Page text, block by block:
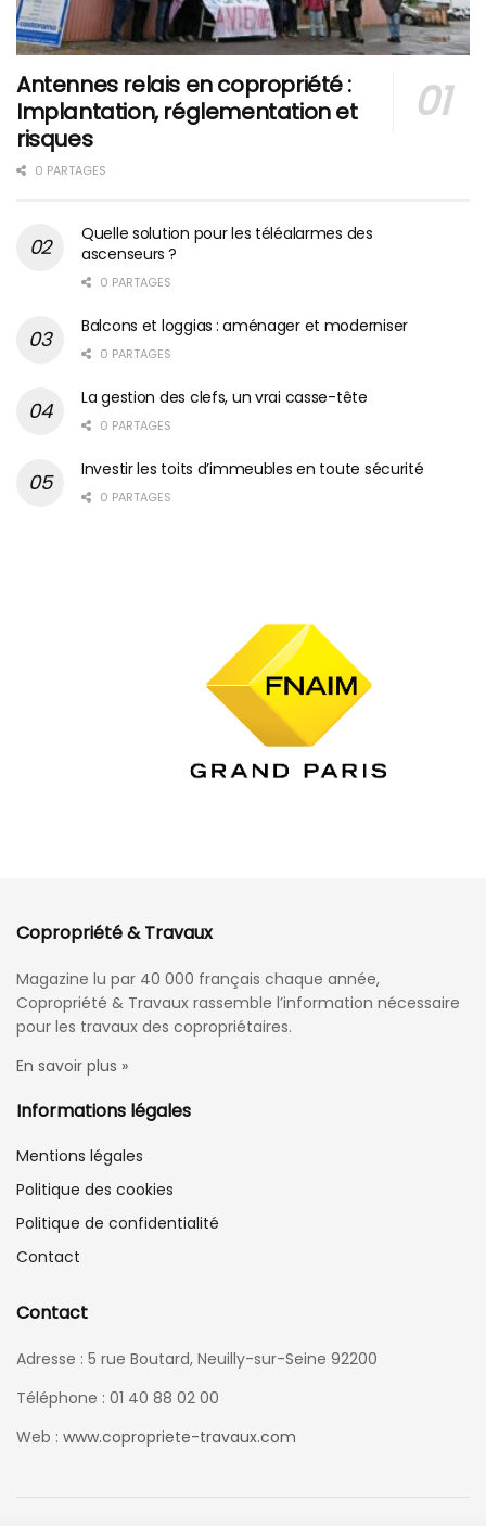
Antennes relais en copropriété :
Implantation, réglementation et
risques
0 PARTAGES
Quelle solution pour les téléalarmes des
ascenseurs ?
0 PARTAGES
Balcons et loggias : aménager et moderniser
0 PARTAGES
La gestion des clefs, un vrai casse-tête
0 PARTAGES
Investir les toits d’immeubles en toute sécurité
0 PARTAGES
Copropriété & Travaux
Magazine lu par 40 000 français chaque année,
Copropriété & Travaux rassemble l’information nécessaire
pour les travaux des copropriétaires.
En savoir plus »
Informations légales
Mentions légales
Politique des cookies
Politique de confidentialité
Contact
Contact
Adresse : 5 rue Boutard, Neuilly-sur-Seine 92200
Téléphone : 01 40 88 02 00
Web : www.copropriete-travaux.com